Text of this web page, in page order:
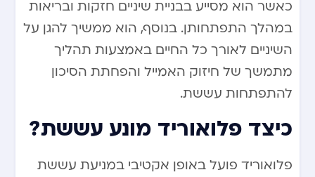
כאשר הוא מסייע בבניית שיניים חזקות ובריאות
במהלך התפתחותן. בנוסף, הוא ממשיך להגן על
השיניים לאורך כל החיים באמצעות תהליך
מתמשך של חיזוק האמייל והפחתת הסיכון
להתפתחות עששת.
כיצד פלואוריד מונע עששת?
פלואוריד פועל באופן אקטיבי במניעת עששת